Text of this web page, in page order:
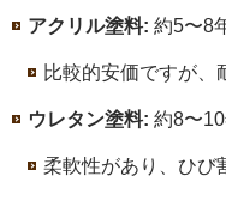
アクリル塗料: 約5〜8
比較的安価ですが、
ウレタン塗料: 約8〜
柔軟性があり、ひび